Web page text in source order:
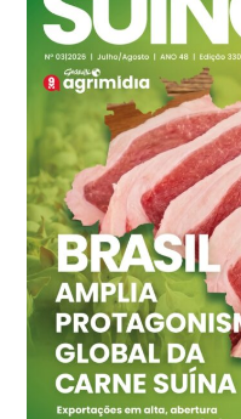
Ovo Branco - Regional
Branco
R$ 145,34
cx
Ovo Vermelho -
Grande São Paulo
R$ 155,59
cx
Ovo Vermelho -
Vermelho
R$ 159,31
cx
Ovo Branco - Regional